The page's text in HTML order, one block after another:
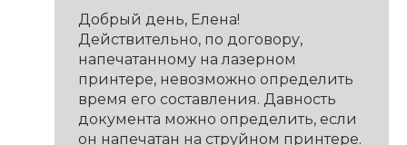
Добрый день, Елена!
Действительно, по договору,
напечатанному на лазерном
принтере, невозможно определить
время его составления. Давность
документа можно определить, если
он напечатан на струйном принтере.